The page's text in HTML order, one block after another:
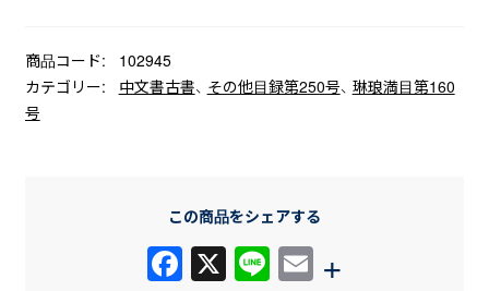
商品コード:
102945
カテゴリー:
中文書古書、 その他目録第250号、 琳琅満目第160
号
この商品をシェアする
F X Li E
+